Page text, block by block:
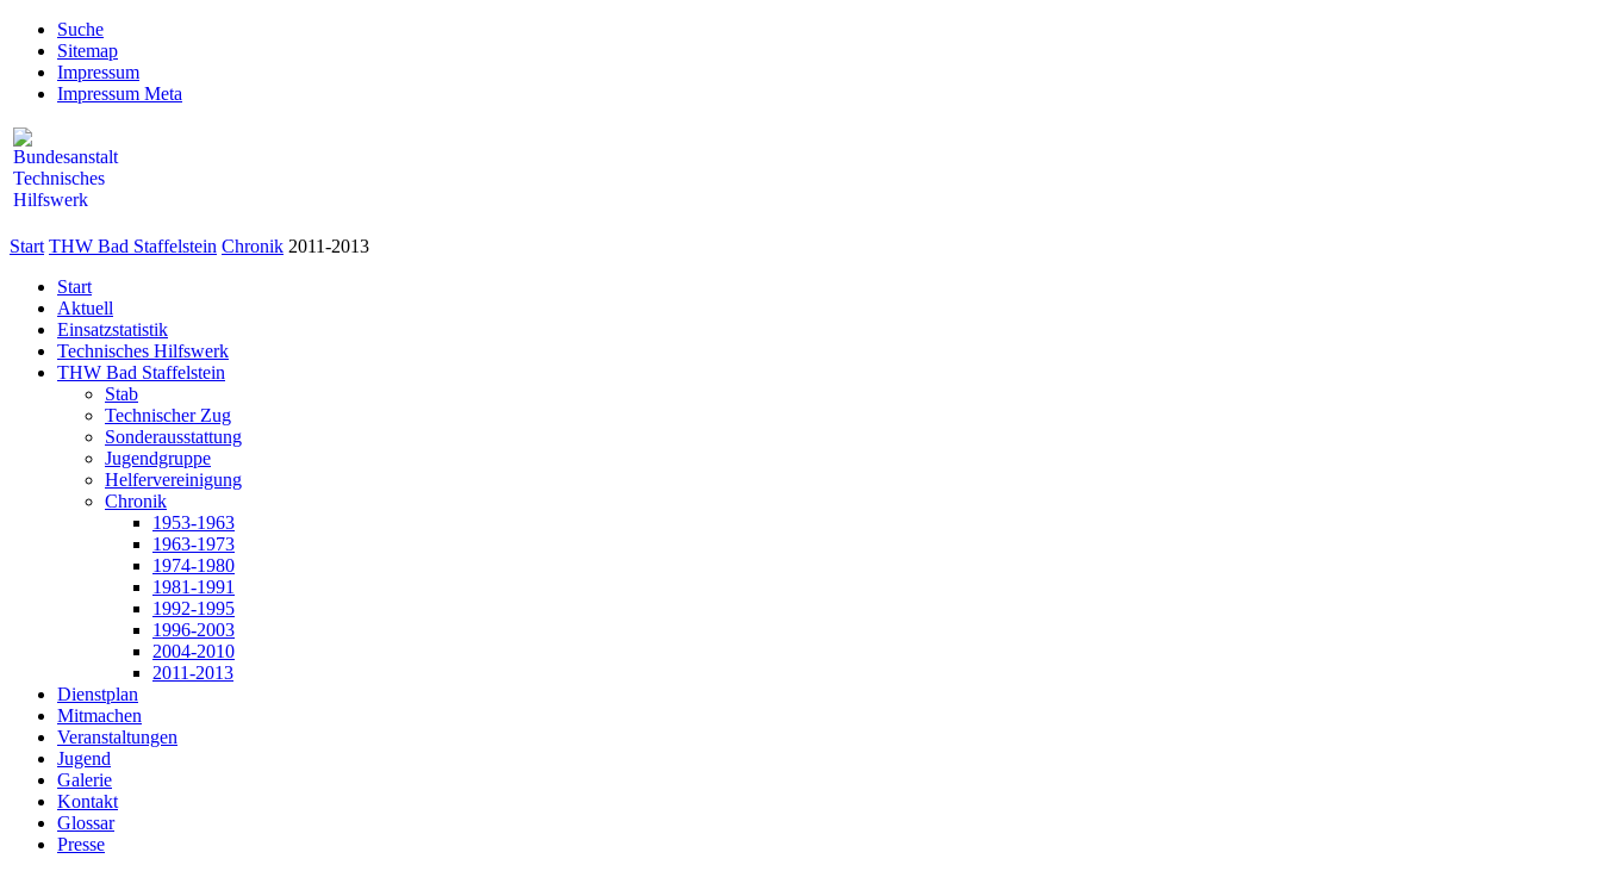
Suche
Sitemap
Impressum
Impressum Meta
Start THW Bad Staffelstein Chronik 2011-2013
Start
Aktuell
Einsatzstatistik
Technisches Hilfswerk
THW Bad Staffelstein
Stab
Technischer Zug
Sonderausstattung
Jugendgruppe
Helfervereinigung
Chronik
1953-1963
1963-1973
1974-1980
1981-1991
1992-1995
1996-2003
2004-2010
2011-2013
Dienstplan
Mitmachen
Veranstaltungen
Jugend
Galerie
Kontakt
Glossar
Presse